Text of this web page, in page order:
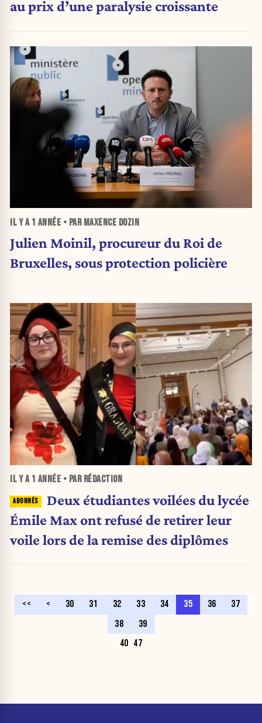
au prix d’une paralysie croissante
IL Y A 1 ANNÉE • PAR MAXENCE DOZIN
Julien Moinil, procureur du Roi de
Bruxelles, sous protection policière
IL Y A 1 ANNÉE • PAR RÉDACTION
Deux étudiantes voilées du lycée
Émile Max ont refusé de retirer leur
voile lors de la remise des diplômes
<< < 30 31 32 33 34 35 36
37
38
39
40 47